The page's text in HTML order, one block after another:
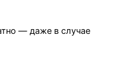
— даже в случае